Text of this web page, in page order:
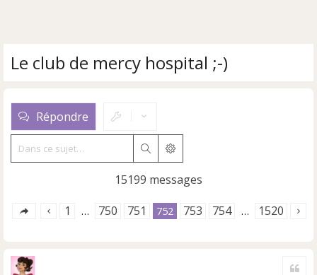
Le club de mercy hospital ;-)
Répondre
RechercherRecherche avancée
15199 messages
1 … 750 751 752 753 754 … 1520